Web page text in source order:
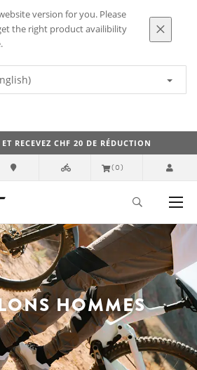
version for you. Please
the right product availibility
RECEVEZ CHF 20 DE RÉDUCTION
(0)
HOMMES